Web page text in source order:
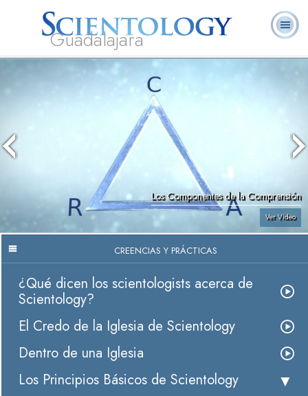
Guadalajara
Scientology?
Ministros
Los Componentes de la Comprensión
Ver Video
CREENCIAS Y PRÁCTICAS
¿Qué dicen los scientologists acerca de
Scientology?
El Credo de la Iglesia de Scientology
Dentro de una Iglesia
Los Principios Básicos de Scientology